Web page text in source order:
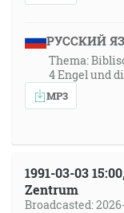
РУССКИЙ
Thema:
4 Engel und
MP3
1991-03-03
Zentrum
Broadcasted: